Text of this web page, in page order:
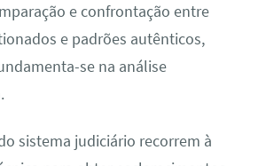
e confrontação entre
e padrões autênticos,
se na análise
sistema judiciário recorrem à